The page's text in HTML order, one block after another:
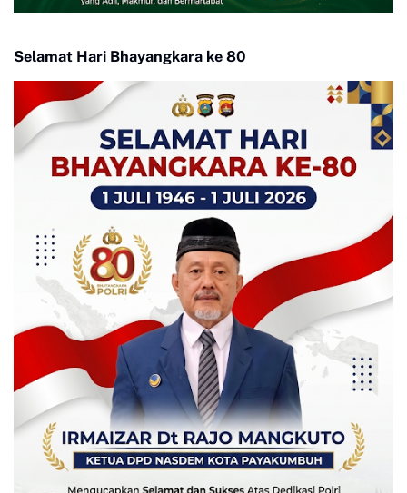
Selamat Hari Bhayangkara ke 80